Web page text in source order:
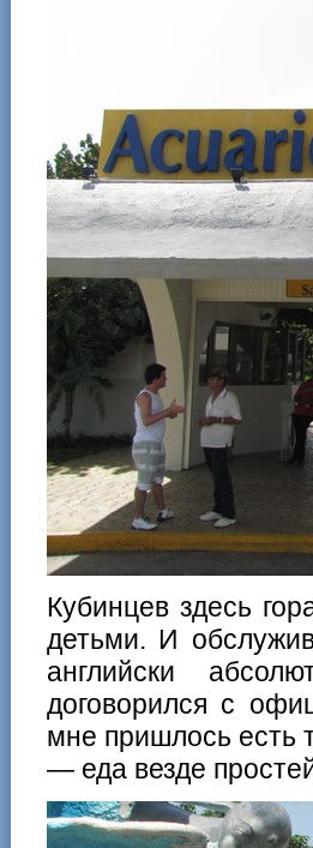
Кубинцев здесь
детьми. И
английски
договорился с
мне пришлось есть
— еда везде